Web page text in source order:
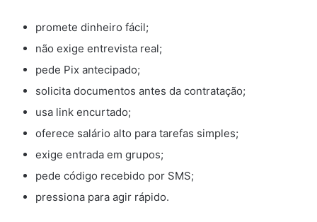
promete dinheiro fácil;
não exige entrevista real;
pede Pix antecipado;
solicita documentos antes da contratação;
usa link encurtado;
oferece salário alto para tarefas simples;
exige entrada em grupos;
pede código recebido por SMS;
pressiona para agir rápido.